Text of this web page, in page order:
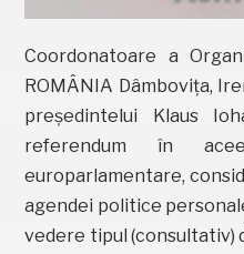
Coordonatoare a
ROMÂNIA Dâmbovița,
președintelui Klaus
referendum în
europarlamentare,
agendei politice
vedere tipul (consultativ)